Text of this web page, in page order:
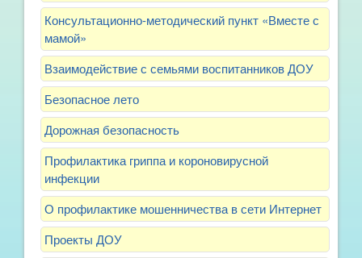
Консультационно-методический пункт «Вместе с
мамой»
Взаимодействие с семьями воспитанников ДОУ
Безопасное лето
Дорожная безопасность
Профилактика гриппа и короновирусной
инфекции
О профилактике мошенничества в сети Интернет
Проекты ДОУ